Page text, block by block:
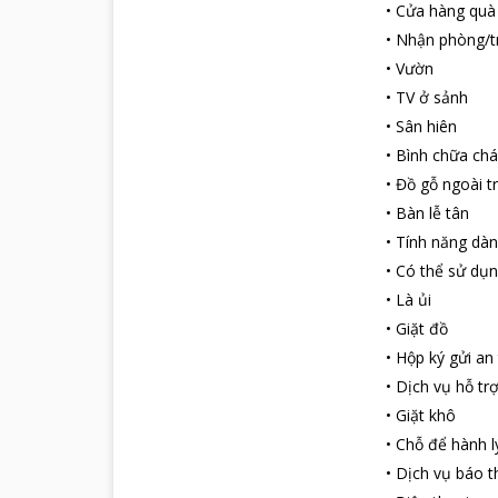
khách sạn
đại; 2 sân
Để thưởng
chuẩn 5 sao của
Pháp, quốc
Những địa
Khu nghỉ
thời gian để
Ngoài ra, du
• Cửa hàng
• Nhận phòng/
• Vườn
• TV ở sảnh
• Sân hiên
• Bình chữa
• Đồ gỗ ngoài
• Bàn lễ tân
• Tính năng
• Có thể sử
• Là ủi
• Giặt đồ
• Hộp ký gửi
• Dịch vụ hỗ
• Giặt khô
• Chỗ để hành
• Dịch vụ báo